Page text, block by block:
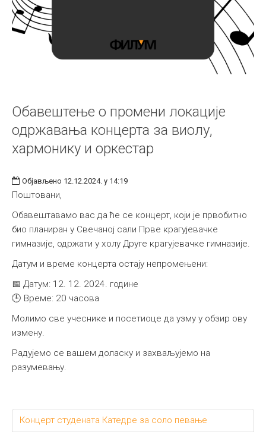
Обавештење о промени локације
одржавања концерта за виолу,
хармонику и оркестар
Објављено 12.12.2024. у 14:19
Поштовани,
Обавештавамо вас да ће се концерт, који је првобитно
био планиран у Свечаној сали Прве крагујевачке
гимназије, одржати у холу Друге крагујевачке гимназије.
Датум и време концерта остају непромењени:
📅 Датум: 12. 12. 2024. године
🕒 Време: 20 часова
Молимо све учеснике и посетиоце да узму у обзир ову
измену.
Радујемо се вашем доласку и захваљујемо на
разумевању.
Концерт студената Катедре за соло певање